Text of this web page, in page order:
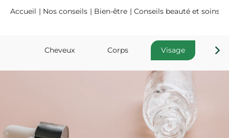
Accueil Nos conseils Bien-être Conseils beauté et soins
Cheveux Corps Visage